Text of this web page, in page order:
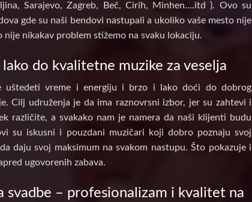
Sarajevo, Zagreb, Beč, Cirih, Minhen....itd ). Ovo su
gde su naši bendovi nastupali a ukoliko vaše mesto nije
nije nikakav problem stižemo na svaku lokaciju.
lako do kvalitetne muzike za veselja
uštedeti vreme i energiju i brzo i lako doći do dobrog
Cilj udruženja je da ima raznovrsni izbor, jer su zahtevi i
različite, a svakako nam je namera da naši klijenti budu
su iskusni i pouzdani muzičari koji dobro poznaju svoj
daju svoj maksimum na svakom nastupu. Što pokazuje i
ugovorenih zabava.
svadbe – profesionalizam i kvalitet na